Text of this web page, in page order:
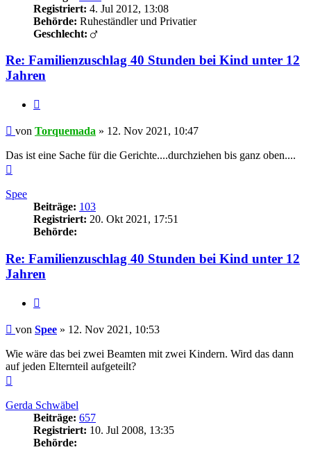
Registriert: 4. Jul 2012, 13:08
Behörde: Ruheständler und Privatier
Geschlecht:
Re: Familienzuschlag 40 Stunden bei Kind unter 12
Jahren
Beitrag
von Torquemada » 12. Nov 2021, 10:47
Das ist eine Sache für die Gerichte....durchziehen bis ganz oben....
Spee
Beiträge: 103
Registriert: 20. Okt 2021, 17:51
Behörde:
Re: Familienzuschlag 40 Stunden bei Kind unter 12
Jahren
Beitrag
von Spee » 12. Nov 2021, 10:53
Wie wäre das bei zwei Beamten mit zwei Kindern. Wird das dann
auf jeden Elternteil aufgeteilt?
Gerda Schwäbel
Beiträge: 657
Registriert: 10. Jul 2008, 13:35
Behörde: